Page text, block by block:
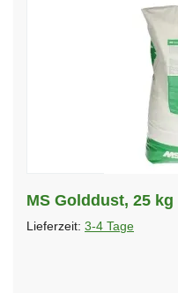
MS Golddust, 25 kg
Lieferzeit: 3-4 Tage